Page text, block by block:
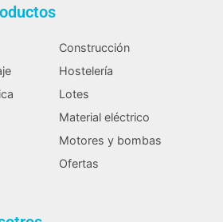
Construcción
Hostelería
Lotes
Material eléctrico
Motores y bombas
Ofertas